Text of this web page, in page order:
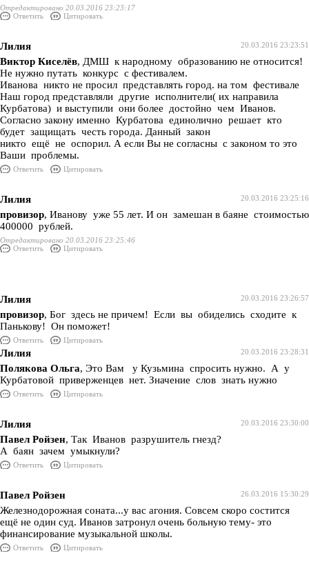
Отредактировано 20.03.2016 23:23:17
Ответить
Цитировать
20.03.2016 23:23:51
Лилия
Виктор Киселёв, ДМШ к народному образованию не относится!
Не нужно путать конкурс с фестивалем.
Иванова никто не просил представлять город. на том фестивале
Наш город представляли другие исполнители( их направила
Курбатова) и выступили они более достойно чем Иванов.
Согласно закону именно Курбатова единолично решает кто
будет защищать честь города. Данный закон
никто ещё не оспорил. А если Вы не согласны с законом то это
Ваши проблемы.
Ответить Цитировать
20.03.2016 23:25:16
Лилия
провизор, Иванову уже 55 лет. И он замешан в баяне стоимостью
400000 рублей.
Отредактировано 20.03.2016 23:25:46
Ответить
Цитировать
20.03.2016 23:26:57
Лилия
провизор, Бог здесь не причем! Если вы обиделись сходите к
Панькову! Он поможет!
Ответить
Цитировать
20.03.2016 23:28:31
Лилия
Полякова Ольга, Это Вам у Кузьмина спросить нужно. А у
Курбатовой приверженцев нет. Значение слов знать нужно
Ответить Цитировать
20.03.2016 23:30:00
Лилия
Павел Ройзен, Так Иванов разрушитель гнезд?
А баян зачем умыкнули?
Ответить Цитировать
26.03.2016 15:30:29
Павел Ройзен
Железнодорожная соната...у вас агония. Совсем скоро состится
ещё не один суд. Иванов затронул очень больную тему- это
финансирование музыкальной школы.
Ответить Цитировать